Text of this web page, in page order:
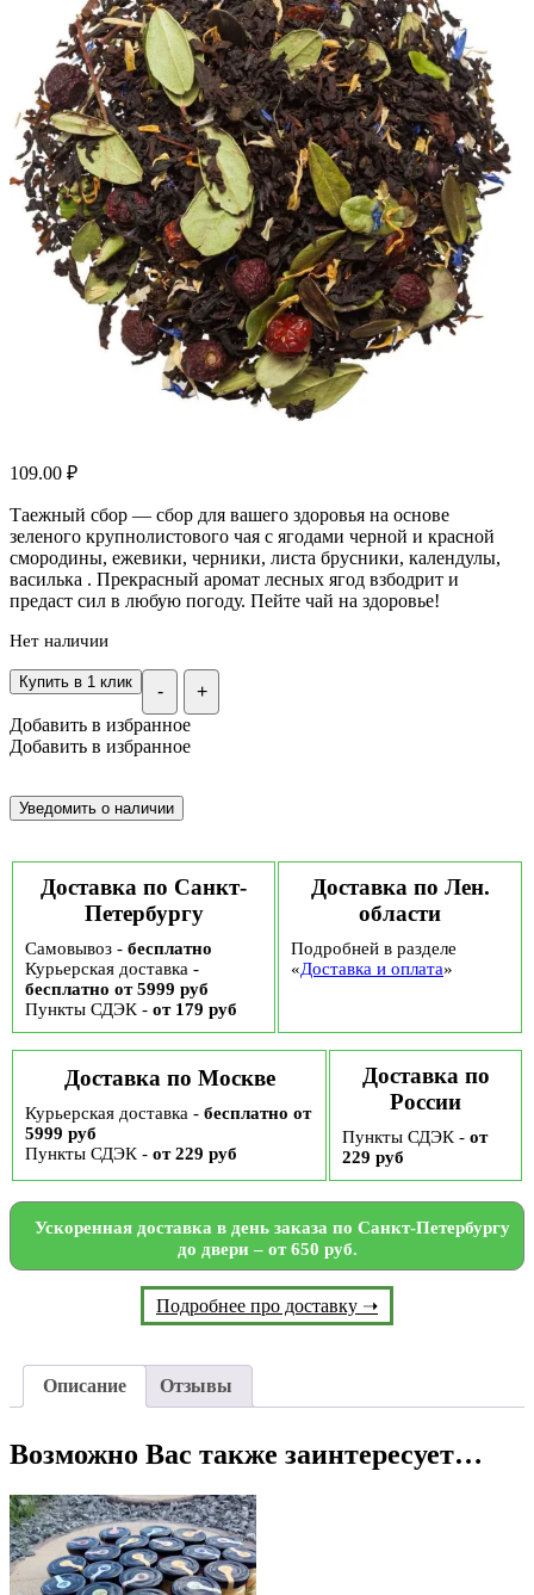
109.00 ₽
Таежный сбор — сбор для вашего здоровья на основе
зеленого крупнолистового чая с ягодами черной и красной
смородины, ежевики, черники, листа брусники, календулы,
василька . Прекрасный аромат лесных ягод взбодрит и
предаст сил в любую погоду. Пейте чай на здоровье!
Нет наличии
- +
Купить в 1 клик
Добавить в избранное
Добавить в избранное
Доставка по Санкт-
Петербургу
Самовывоз - бесплатно
Курьерская доставка -
бесплатно от 5999 руб
Пункты СДЭК - от 179 руб
Доставка по Лен.
области
Подробней в разделе
«Доставка и оплата»
Доставка по Москве
Курьерская доставка - бесплатно от
5999 руб
Пункты СДЭК - от 229 руб
Доставка по
России
Пункты СДЭК - от
229 руб
Ускоренная доставка в день заказа по Санкт-Петербургу
до двери – от 650 руб.
Подробнее про доставку ➝
Описание Отзывы
Возможно Вас также заинтересует…